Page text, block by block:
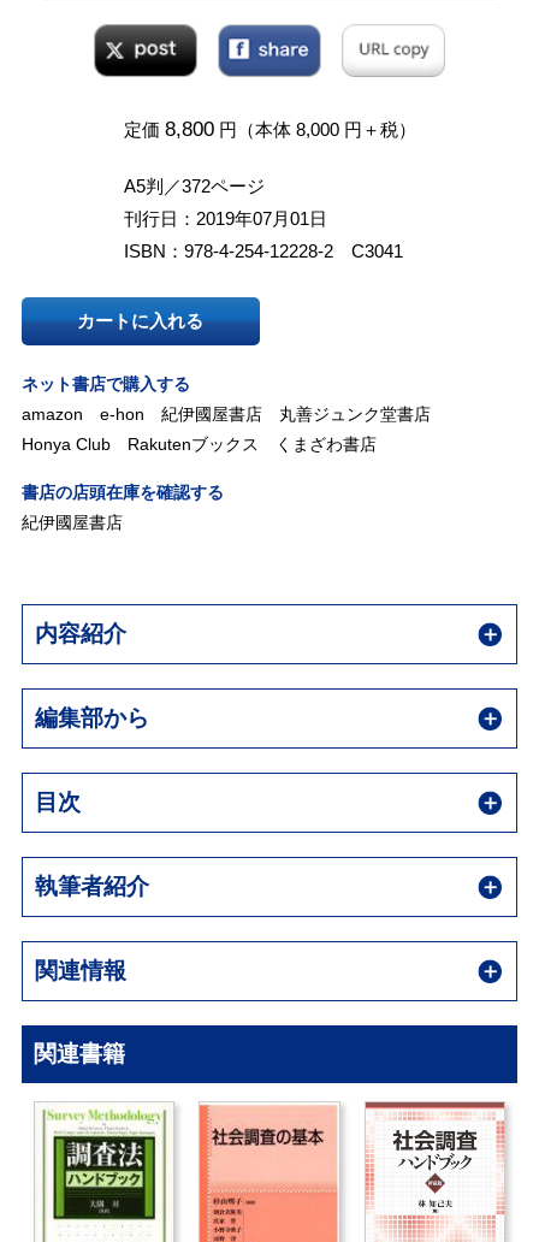
定価 8,800円（本体 8,000 円＋税）
A5判／372ページ
刊行日：2019年07月01日
ISBN：978-4-254-12228-2 C3041
カートに入れる
ネット書店で購入する
amazon
e-hon 紀伊國屋書店
丸善ジュンク堂書店
Honya Club
Rakutenブックス くまざわ書店
書店の店頭在庫を確認する
紀伊國屋書店
内容紹介
編集部から
目次
執筆者紹介
関連情報
関連書籍